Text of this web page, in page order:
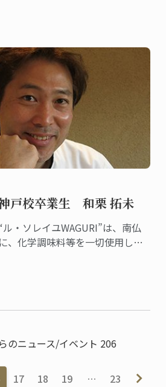
ました。
戸校卒業生 和栗 拓未
・ソレイユWAGURI”は、南仏
、化学調味料等を一切使用しな
のニュース/イベント 206
17 18 19 … 23